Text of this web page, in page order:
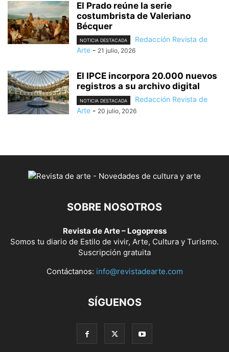
El Prado reúne la serie
costumbrista de Valeriano
Bécquer
NOTICIA DESTACADA
Redacción Revista de
Arte - 21 julio, 2026
El IPCE incorpora 20.000 nuevos
registros a su archivo digital
NOTICIA DESTACADA
Redacción Revista de
Arte - 20 julio, 2026
SOBRE NOSOTROS
Revista de Arte – Logopress
Somos tu diario de Estilo de vivir, Arte, Cultura y Turismo.
Suscripción gratuita
Contáctanos: info@revistadearte.com
SÍGUENOS